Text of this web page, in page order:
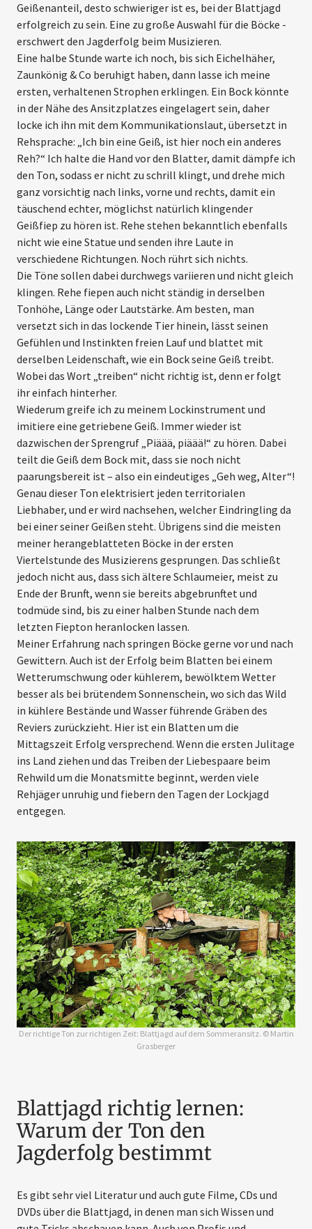
Geißenanteil, desto schwieriger ist es, bei der Blattjagd
erfolgreich zu sein. Eine zu große Auswahl für die Böcke ­
erschwert den Jagderfolg beim Musi­zieren.
Eine halbe Stunde warte ich noch, bis sich Eichelhäher,
Zaunkönig & Co beruhigt haben, dann lasse ich meine
ersten, verhaltenen Strophen erklingen. Ein Bock könnte
in der Nähe des Ansitzplatzes eingelagert sein, daher
locke ich ihn mit dem Kommunikationslaut, übersetzt in
Rehsprache: „Ich bin eine Geiß, ist hier noch ein anderes
Reh?“ Ich halte die Hand vor den Blatter, damit dämpfe ich
den Ton, sodass er nicht zu schrill klingt, und drehe mich
ganz vorsichtig nach links, vorne und rechts, damit ein
täuschend echter, möglichst natürlich klingender
Geißfiep zu hören ist. Rehe stehen bekanntlich ebenfalls
nicht wie eine Statue und senden ihre Laute in
verschiedene Richtungen. Noch rührt sich nichts.
Die Töne sollen dabei durchwegs variieren und nicht gleich
klingen. Rehe fiepen auch nicht ständig in derselben
Tonhöhe, Länge oder Lautstärke. Am besten, man
versetzt sich in das lockende Tier hinein, lässt seinen
Gefühlen und Instinkten freien Lauf und blattet mit
derselben Leidenschaft, wie ein Bock seine Geiß treibt.
Wobei das Wort „treiben“ nicht richtig ist, denn er folgt
ihr einfach hinterher.
Wiederum greife ich zu meinem Lockinstrument und
imitiere eine getriebene Geiß. Immer wieder ist
dazwischen der Sprengruf „Piäää, piäää!“ zu hören. Dabei
teilt die Geiß dem Bock mit, dass sie noch nicht
paarungsbereit ist – also ein eindeutiges „Geh weg, Alter“!
Genau dieser Ton elektrisiert jeden territorialen
Liebhaber, und er wird nachsehen, welcher Eindringling da
bei einer seiner Geißen steht. Übrigens sind die meisten
meiner heran­geblatteten Böcke in der ersten
Viertelstunde des Musizierens gesprungen. Das schließt
jedoch nicht aus, dass sich ältere Schlaumeier, meist zu
Ende der Brunft, wenn sie bereits abgebrunftet und
todmüde sind, bis zu einer halben Stunde nach dem
letzten Fiepton heranlocken lassen.
Meiner Erfahrung nach springen Böcke gerne vor und nach
Gewittern. Auch ist der Erfolg beim Blatten bei einem
Wetterumschwung oder kühlerem, bewölktem Wetter
besser als bei brütendem Sonnenschein, wo sich das Wild
in kühlere Bestände und Wasser führende Gräben des
Reviers zurückzieht. Hier ist ein Blatten um die
Mittagszeit Erfolg versprechend. Wenn die ersten Julitage
ins Land ziehen und das Treiben der Liebespaare beim
Rehwild um die Monatsmitte beginnt, werden viele
Rehjäger unruhig und fiebern den Tagen der Lockjagd
entgegen.
Der richtige Ton zur richtigen Zeit: Blattjagd auf dem Sommeransitz. © Martin
Grasberger
Blattjagd richtig lernen:
Warum der Ton den
Jagderfolg bestimmt
Es gibt sehr viel Literatur und auch gute Filme, CDs und
DVDs über die Blattjagd, in denen man sich Wissen und